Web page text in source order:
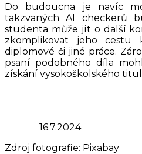
Do budoucna je navíc
takzvaných AI checkerů
studenta může jít o další
zkomplikovat jeho cestu
diplomové či jiné práce.
psaní podobného díla
získání vysokoškolského
16.7.2024
Zdroj fotografie: Pixabay